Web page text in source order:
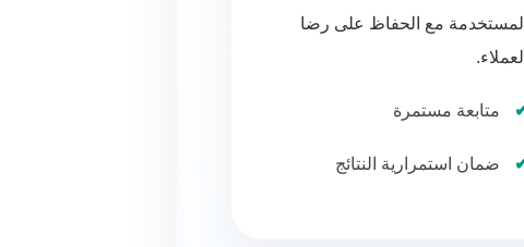
المستخدمة مع الحفاظ على رضا
العملاء.
متابعة مستمرة
ضمان استمرارية النتائج